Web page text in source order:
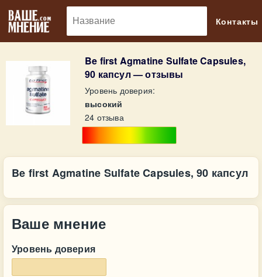
Контакты
Be first Agmatine Sulfate Capsules,
90 капсул — отзывы
Уровень доверия:
высокий
24 отзыва
Be first Agmatine Sulfate Capsules, 90 капсул
Ваше мнение
Уровень доверия